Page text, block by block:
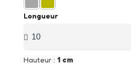
Longueur
Hauteur : 1 cm